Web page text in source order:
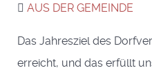
AUS DER GEMEINDE
Das Jahresziel des
erreicht, und das erfüllt